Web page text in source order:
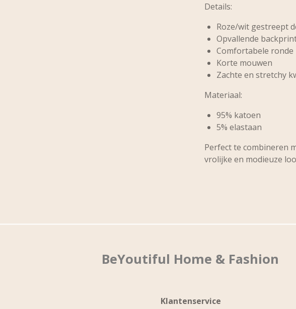
Details:
Roze/wit gestreept
Opvallende
Comfortabele ronde
Korte mouwen
Zachte en stretchy
Materiaal:
95% katoen
5% elastaan
Perfect te combineren
vrolijke en modieuze
BeYoutiful Home & Fashion
Klantenservice